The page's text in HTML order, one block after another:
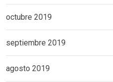
octubre 2019
septiembre 2019
agosto 2019